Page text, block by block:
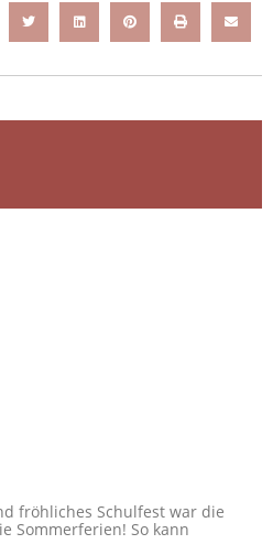
fröhliches Schulfest war die
Sommerferien! So kann